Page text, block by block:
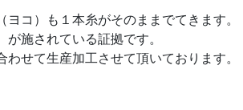
コ）も１本糸がそのままでてきます。
施されている証拠です。
せて生産加工させて頂いております。